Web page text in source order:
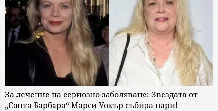
За лечение на сериозно заболяване: Звездата от
„Санта Барбара“ Марси Уокър събира пари!